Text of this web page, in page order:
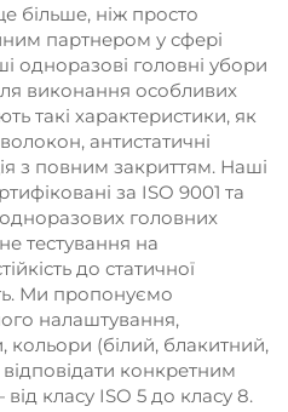
більше, ніж просто
партнером у сфері
одноразові головні убори
виконання особливих
такі характеристики, як
антистатичні
з повним закриттям. Наші
за ISO 9001 та
одноразових головних
тестування на
до статичної
Ми пропонуємо
налаштування,
кольори (білий, блакитний,
конкретним
класу ISO 5 до класу 8.